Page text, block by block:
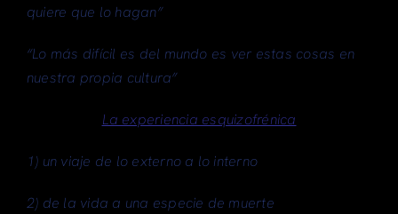
quiere que lo hagan”
“Lo más difícil es del mundo es ver estas cosas en
nuestra propia cultura”
La experiencia esquizofrénica
1) un viaje de lo externo a lo interno
2) de la vida a una especie de muerte